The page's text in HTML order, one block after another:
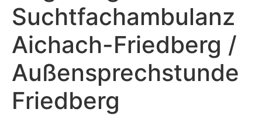
Suchtfachambulanz
Aichach-Friedberg /
Außensprechstunde
Friedberg